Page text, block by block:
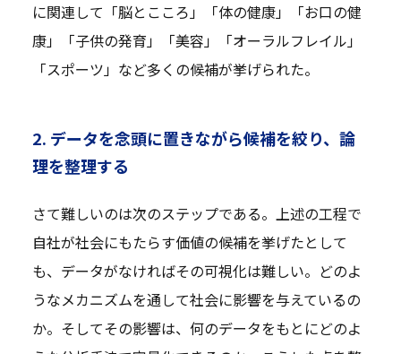
に関連して「脳とこころ」「体の健康」「お口の健
康」「子供の発育」「美容」「オーラルフレイル」
「スポーツ」など多くの候補が挙げられた。
2. データを念頭に置きながら候補を絞り、論
理を整理する
さて難しいのは次のステップである。上述の工程で
自社が社会にもたらす価値の候補を挙げたとして
も、データがなければその可視化は難しい。どのよ
うなメカニズムを通して社会に影響を与えているの
か。そしてその影響は、何のデータをもとにどのよ